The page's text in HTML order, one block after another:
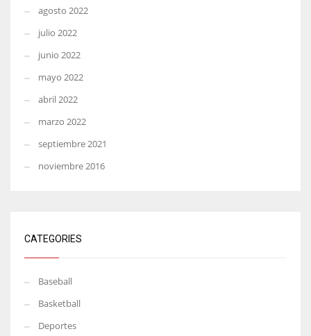
agosto 2022
julio 2022
junio 2022
mayo 2022
abril 2022
marzo 2022
septiembre 2021
noviembre 2016
CATEGORIES
Baseball
Basketball
Deportes